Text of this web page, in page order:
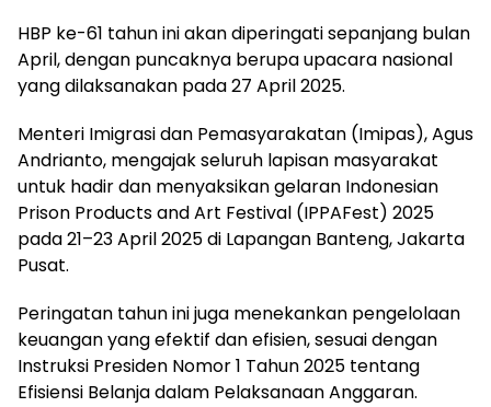
HBP ke-61 tahun ini akan diperingati sepanjang bulan
April, dengan puncaknya berupa upacara nasional
yang dilaksanakan pada 27 April 2025.
Menteri Imigrasi dan Pemasyarakatan (Imipas), Agus
Andrianto, mengajak seluruh lapisan masyarakat
untuk hadir dan menyaksikan gelaran Indonesian
Prison Products and Art Festival (IPPAFest) 2025
pada 21–23 April 2025 di Lapangan Banteng, Jakarta
Pusat.
Peringatan tahun ini juga menekankan pengelolaan
keuangan yang efektif dan efisien, sesuai dengan
Instruksi Presiden Nomor 1 Tahun 2025 tentang
Efisiensi Belanja dalam Pelaksanaan Anggaran.